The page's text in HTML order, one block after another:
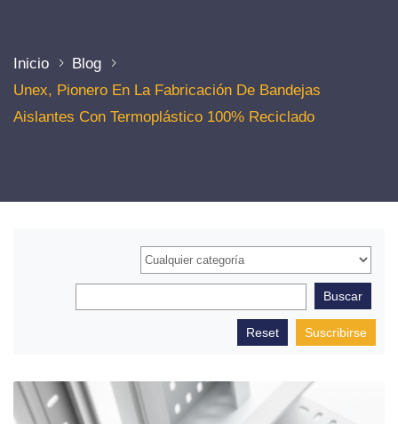
Inicio
Blog
Unex, Pionero En La Fabricación De Bandejas
Aislantes Con Termoplástico 100% Reciclado
Suscribirse